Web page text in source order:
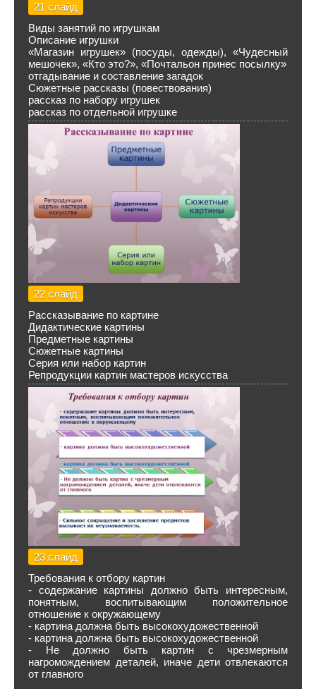
21 слайд
Виды занятий по игрушкам
Описание игрушки
«Магазин игрушек» (посуды, одежды), «Чудесный
мешочек», «Кто это?», «Почтальон принес посылку»
отгадывание и составление загадок
Сюжетные рассказы (повествования)
рассказ по набору игрушек
рассказ по отдельной игрушке
22 слайд
Рассказывание по картине
Дидактические картины
Предметные картины
Сюжетные картины
Серия или набор картин
Репродукции картин мастеров искусства
23 слайд
Требования к отбору картин
- содержание картины должно быть интересным,
понятным, воспитывающим положительное
отношение к окружающему
- картина должна быть высокохудожественной
- картина должна быть высокохудожественной
- Не должно быть картин с чрезмерным
нагромождением деталей, иначе дети отвлекаются
от главного